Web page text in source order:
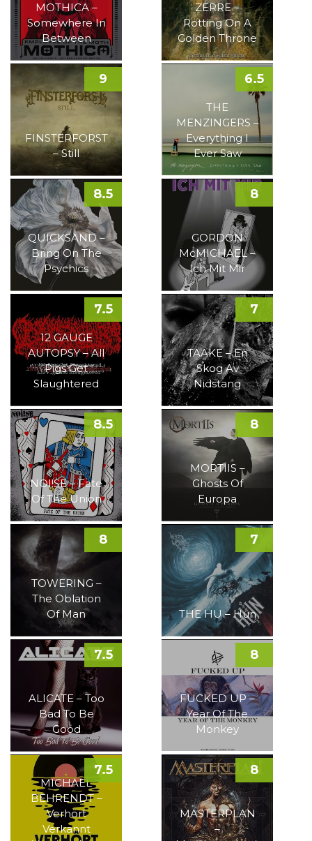
MOTHICA –
Somewhere In
Between
ZERRE –
Rotting On A
Golden Throne
FINSTERFORST
– Still
9
THE
MENZINGERS –
Everything I
Ever Saw
6.5
QUICKSAND –
Bring On The
Psychics
8.5
GORDON
McMICHAEL –
Ich Mit Mir
8
12 GAUGE
AUTOPSY – All
Pigs Get
Slaughtered
7.5
TAAKE – En
Skog Av
Nidstang
7
NOI!SE – Fate
Of The Union
8.5
MORTIIS –
Ghosts Of
Europa
8
TOWERING –
The Oblation
Of Man
8
THE HU – Hun
7
ALICATE – Too
Bad To Be
Good
7.5
FUCKED UP –
Year Of The
Monkey
8
MICHAEL
BEHRENDT –
Verhört
Verkannt
7.5
MASTERPLAN
–
8